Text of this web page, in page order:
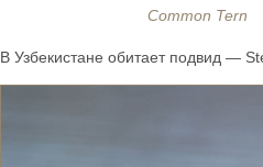
Common Tern
В Узбекистане обитает подвид —